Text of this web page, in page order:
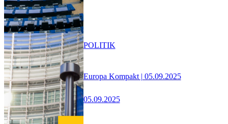
Europa Kompakt | 05.09.2025
05.09.2025
POLITIK